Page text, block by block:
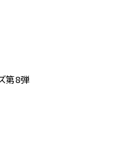
第8弾